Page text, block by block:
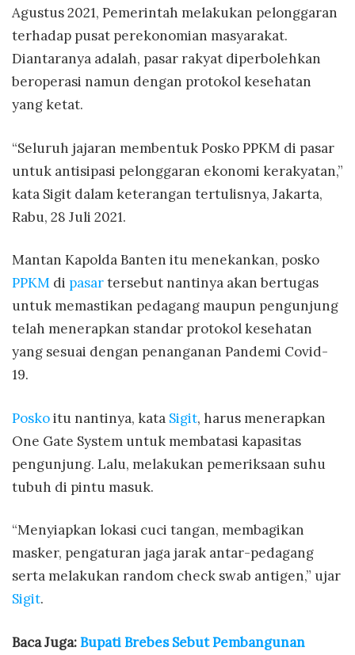
Agustus 2021, Pemerintah melakukan pelonggaran
terhadap pusat perekonomian masyarakat.
Diantaranya adalah, pasar rakyat diperbolehkan
beroperasi namun dengan protokol kesehatan
yang ketat.
“Seluruh jajaran membentuk Posko PPKM di pasar
untuk antisipasi pelonggaran ekonomi kerakyatan,”
kata Sigit dalam keterangan tertulisnya, Jakarta,
Rabu, 28 Juli 2021.
Mantan Kapolda Banten itu menekankan, posko
PPKM di pasartersebut nantinya akan bertugas
untuk memastikan pedagang maupun pengunjung
telah menerapkan standar protokol kesehatan
yang sesuai dengan penanganan Pandemi Covid-
19.
Poskoitu nantinya, kata Sigit, harus menerapkan
One Gate System untuk membatasi kapasitas
pengunjung. Lalu, melakukan pemeriksaan suhu
tubuh di pintu masuk.
“Menyiapkan lokasi cuci tangan, membagikan
masker, pengaturan jaga jarak antar-pedagang
serta melakukan random check swab antigen,” ujar
Sigit.
Baca Juga:Bupati Brebes Sebut Pembangunan